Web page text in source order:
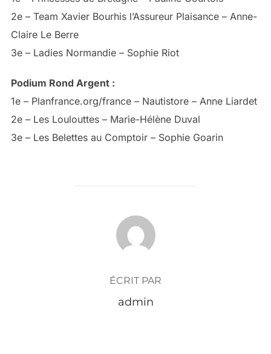
2e – Team Xavier Bourhis l’Assureur Plaisance – Anne-
Claire Le Berre
3e – Ladies Normandie – Sophie Riot
Podium Rond Argent :
1e – Planfrance.org/france – Nautistore – Anne Liardet
2e – Les Loulouttes – Marie-Hélène Duval
3e – Les Belettes au Comptoir – Sophie Goarin
AUTEUR DE LA PUBLICATION
ÉCRIT PAR
admin